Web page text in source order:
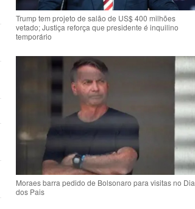
Trump tem projeto de salão de US$ 400 milhões
vetado; Justiça reforça que presidente é inquilino
temporário
Moraes barra pedido de Bolsonaro para visitas no Dia
dos Pais